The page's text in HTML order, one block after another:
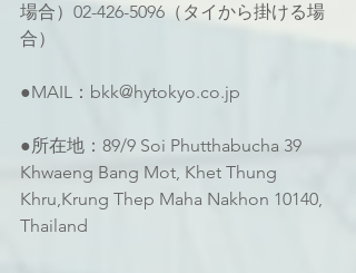
場合）02-426-5096（タイから掛ける場
合）
●MAIL：bkk@hytokyo.co.jp
●所在地：89/9 Soi Phutthabucha 39
Khwaeng Bang Mot, Khet Thung
Khru,Krung Thep Maha Nakhon 10140,
Thailand